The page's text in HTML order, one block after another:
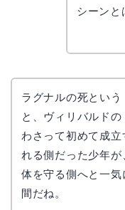
シーンと
ラグナルの死という
と、ヴィリバルド
わさって初めて成
れる側だった少年
体を守る側へと一
間だね。